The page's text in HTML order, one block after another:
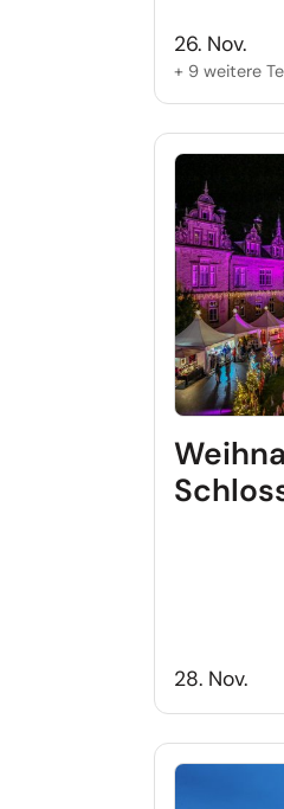
26. Nov.
+ 9 weitere
28. Nov.